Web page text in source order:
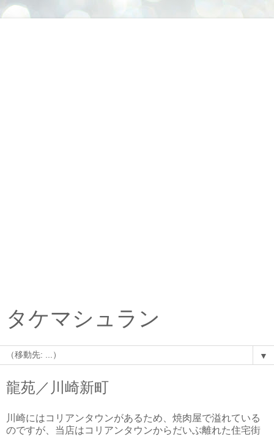
タケマシュラン
▼
龍苑／川崎新町
川崎にはコリアンタウンがあるため、焼肉屋で溢れている
のですが、当店はコリアンタウンからだいぶ離れた住宅街